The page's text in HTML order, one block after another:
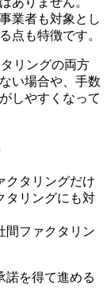
業者も対象とし
点も特徴です。
リングの両方
い場合や、手数
しやすくなって
クタリングだけ
タリングにも対
間ファクタリン
諾を得て進める